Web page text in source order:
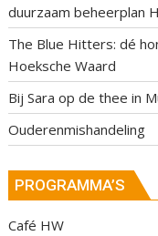
duurzaam beheerplan
The Blue Hitters: dé
Hoeksche Waard
Bij Sara op de thee in
Ouderenmishandeling
PROGRAMMA’S
Café HW